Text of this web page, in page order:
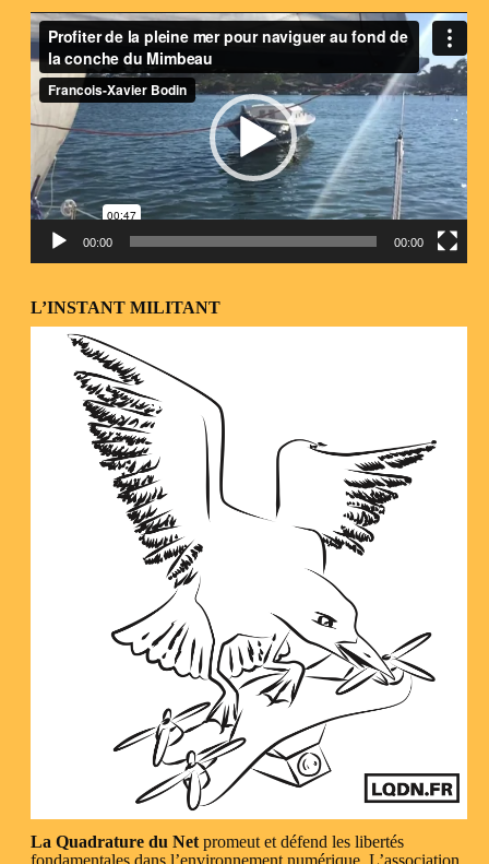
Lecteur
vidéo
00:00 00:00
L’INSTANT MILITANT
La Quadrature du Net promeut et défend les libertés